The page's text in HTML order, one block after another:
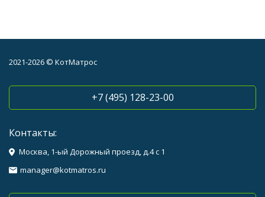
2021-2026 © КотМатрос
+7 (495) 128-23-00
Контакты:
Москва, 1-ый Дорожный проезд, д.4 с 1
manager@kotmatros.ru